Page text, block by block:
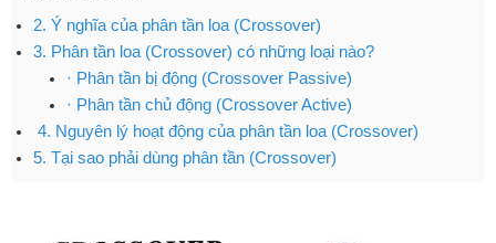
2. Ý nghĩa của phân tần loa (Crossover)
3. Phân tần loa (Crossover) có những loại nào?
· Phân tần bị động (Crossover Passive)
· Phân tần chủ động (Crossover Active)
4. Nguyên lý hoạt động của phân tần loa (Crossover)
5. Tại sao phải dùng phân tần (Crossover)